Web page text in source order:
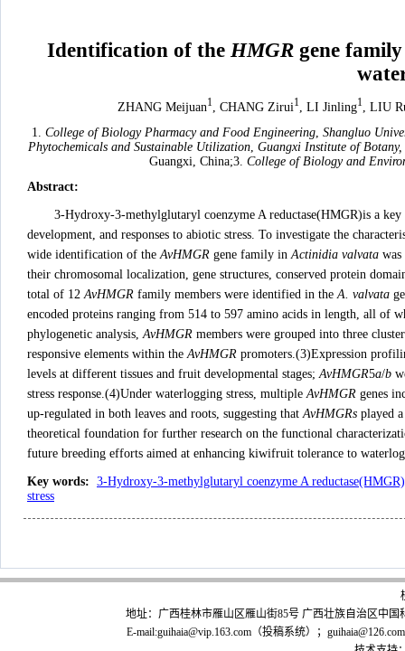
Identification of the HMGR gene
ZHANG Meijuan1 , CHANG Zirui1 , LI Jinling1 , LIU
1. College of Biology Pharmacy and Food Engineering, Shangluo
Phytochemicals and Sustainable Utilization,Guangxi Institute of Botany,
Guangxi, China;3.College of Biology and
Abstract:
3-Hydroxy-3-methylglutaryl coenzyme A reductase(HMGR)is a
development, and responses to abiotic stress. To investigate the
wide identification of theAvHMGR gene family inActinidia valvata was
their chromosomal localization, gene structures, conserved protein
total of 12AvHMGR family members were identified in theA. valvata
encoded proteins ranging from 514 to 597 amino acids in length, all of
phylogenetic analysis,AvHMGR members were grouped into three
responsive elements within the AvHMGR promoters.(3)Expression
levels at different tissues and fruit developmental stages;AvHMGR5a/b
stress response.(4)Under waterlogging stress, multipleAvHMGR genes
up-regulated in both leaves and roots, suggesting thatAvHMGRs played
theoretical foundation for further research on the functional
future breeding efforts aimed at enhancing kiwifruit tolerance to
Key words: 3-Hydroxy-3-methylglutaryl coenzyme A
stress
地址：广西桂林市雁山区雁山街85号 广西壮族自治区中
E-mail:guihaia@vip.163.com（投稿系统）；